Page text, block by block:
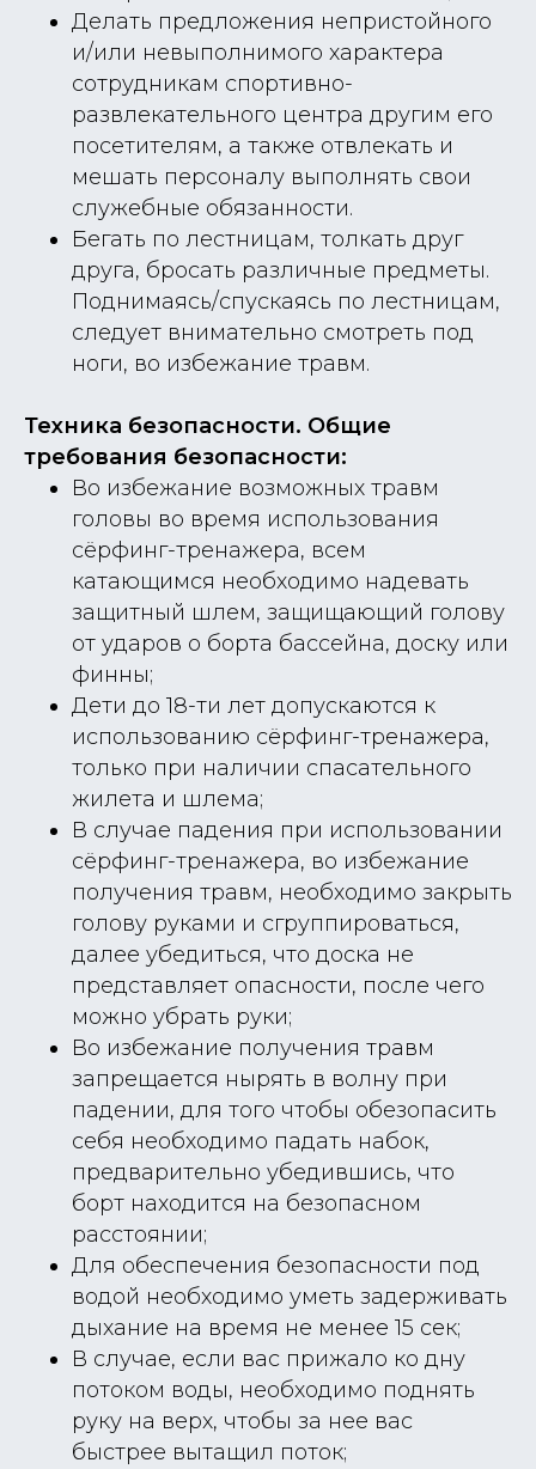
Делать предложения непристойного
и/или невыполнимого характера
сотрудникам спортивно-
развлекательного центра другим его
посетителям, а также отвлекать и
мешать персоналу выполнять свои
служебные обязанности.
Бегать по лестницам, толкать друг
друга, бросать различные предметы.
Поднимаясь/спускаясь по лестницам,
следует внимательно смотреть под
ноги, во избежание травм.
Техника безопасности. Общие
требования безопасности:
Во избежание возможных травм
головы во время использования
сёрфинг-тренажера, всем
катающимся необходимо надевать
защитный шлем, защищающий голову
от ударов о борта бассейна, доску или
финны;
Дети до 18-ти лет допускаются к
использованию сёрфинг-тренажера,
только при наличии спасательного
жилета и шлема;
В случае падения при использовании
сёрфинг-тренажера, во избежание
получения травм, необходимо закрыть
голову руками и сгруппироваться,
далее убедиться, что доска не
представляет опасности, после чего
можно убрать руки;
Во избежание получения травм
запрещается нырять в волну при
падении, для того чтобы обезопасить
себя необходимо падать набок,
предварительно убедившись, что
борт находится на безопасном
расстоянии;
Для обеспечения безопасности под
водой необходимо уметь задерживать
дыхание на время не менее 15 сек;
В случае, если вас прижало ко дну
потоком воды, необходимо поднять
руку на верх, чтобы за нее вас
быстрее вытащил поток;